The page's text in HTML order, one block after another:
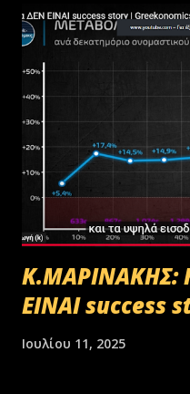
αποστολή των Πινάκων
Μακεδονίας-Θράκης και
23412/02-07-2025 έγγραφο
πρωτόκολλο παράδοσης
Τελωνείων-Τμήμα Διαχείρισης
συνεργαζόμενης με αυτήν
στο αρχείο αυτό δεν
κοινοποιηθεί ότι ελέγχεται
Κ.ΜΑΡΙΝΑΚΗΣ:
ΕΙΝΑΙ success
Ιουλίου 11, 2025